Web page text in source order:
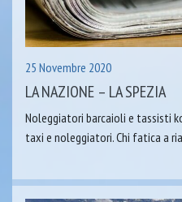
25 Novembre 2020
LA NAZIONE – LA SPEZIA
Noleggiatori barcaioli e tassisti
taxi e noleggiatori. Chi fatica a